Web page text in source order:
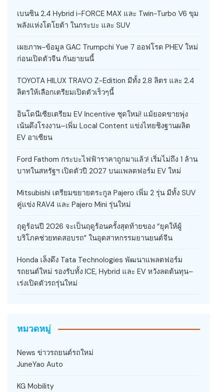
เบนซิน 2.4 Hybrid i-FORCE MAX และ Twin-Turbo V6 ขุม
พลังแห่งโตโยต้า ในกระบะ และ SUV
เผยภาพ-ข้อมูล GAC Trumpchi Yue 7 ออฟโรด PHEV ใหม่
ก่อนเปิดตัวจีน กันยายนนี้
TOYOTA HILUX TRAVO Z-Edition มีทั้ง 2.8 ลิตร และ 2.4
ลิตรให้เลือกเตรียมเปิดตัวเร็วๆนี้
อินโดนีเซียเตรียม EV Incentive ชุดใหม่! แม้ยอดขายพุ่ง
เน้นดึงโรงงาน–เพิ่ม Local Content แข่งไทยชิงฐานผลิต
EV อาเซียน
Ford Fathom กระบะไฟฟ้าราคาถูกมาแล้ว! เริ่มไม่ถึง 1 ล้าน
บาทในสหรัฐฯ เปิดตัวปี 2027 บนแพลตฟอร์ม EV ใหม่
Mitsubishi เตรียมขยายตระกูล Pajero เพิ่ม 2 รุ่น มีทั้ง SUV
คู่แข่ง RAV4 และ Pajero Mini รุ่นใหม่
ฤดูร้อนปี 2026 จะเป็นฤดูร้อนครั้งสุดท้ายของ “ยุคให้ผู้
บริโภคช่วยทดสอบรถ” ในอุตสาหกรรมยานยนต์จีน
Honda เล็งดึง Tata Technologies พัฒนาแพลตฟอร์ม
รถยนต์ใหม่ รองรับทั้ง ICE, Hybrid และ EV หวังลดต้นทุน–
เร่งเปิดตัวรถรุ่นใหม่
หมวดหมู่
News ข่าวรถยนต์รถใหม่
JuneYao Auto
KG Mobility